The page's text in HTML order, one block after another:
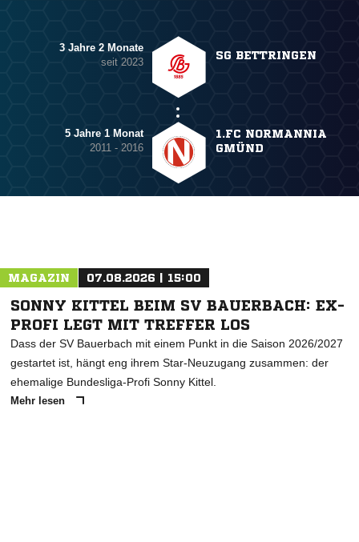
3 Jahre 2 Monate
seit 2023
SG BETTRINGEN
5 Jahre 1 Monat
2011 - 2016
1.FC NORMANNIA
GMÜND
MAGAZIN 07.08.2026 | 15:00
SONNY KITTEL BEIM SV BAUERBACH: EX-
PROFI LEGT MIT TREFFER LOS
Dass der SV Bauerbach mit einem Punkt in die Saison 2026/2027
gestartet ist, hängt eng ihrem Star-Neuzugang zusammen: der
ehemalige Bundesliga-Profi Sonny Kittel.
Mehr lesen